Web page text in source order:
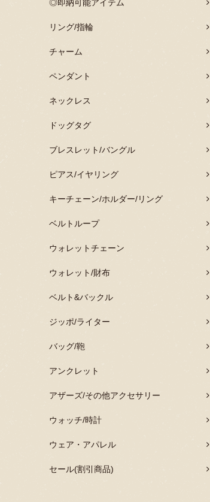
◎即納可能アイテム
リング/指輪
チャーム
ペンダント
ネックレス
ドッグタグ
ブレスレット/バングル
ピアス/イヤリング
キーチェーン/ホルダー/リング
ベルトループ
ウォレットチェーン
ウォレット/財布
ベルト&バックル
ジッポ/ライター
バッグ/鞄
アンクレット
アザーズ/その他アクセサリー
ウォッチ/時計
ウェア・アパレル
セール(割引商品)